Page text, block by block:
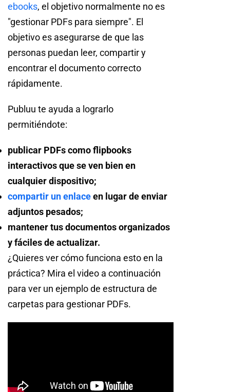
ebooks, el objetivo normalmente no es
"gestionar PDFs para siempre". El
objetivo es asegurarse de que las
personas puedan leer, compartir y
encontrar el documento correcto
rápidamente.
Publuu te ayuda a lograrlo
permitiéndote:
publicar PDFs como flipbooks
interactivos que se ven bien en
cualquier dispositivo;
compartir un enlaceen lugar de enviar
adjuntos pesados;
mantener tus documentos organizados
y fáciles de actualizar.
¿Quieres ver cómo funciona esto en la
práctica? Mira el video a continuación
para ver un ejemplo de estructura de
carpetas para gestionar PDFs.